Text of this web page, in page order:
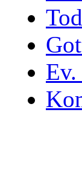
Ev.